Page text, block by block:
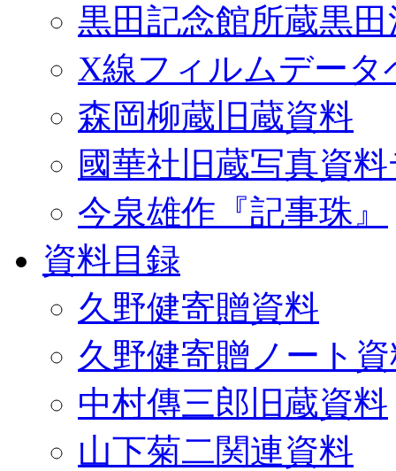
黒田記念館所蔵黒
X線フィルムデータ
森岡柳蔵旧蔵資料
國華社旧蔵写真資
今泉雄作『記事珠』
資料目録
久野健寄贈資料
久野健寄贈ノート
中村傳三郎旧蔵資料
山下菊二関連資料